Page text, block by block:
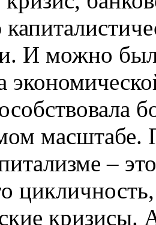
И можно
масштабе.
–
кризисы.